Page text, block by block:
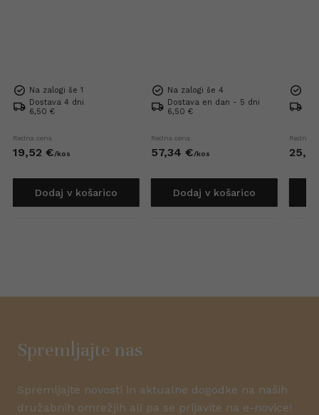
Na zalogi še 1
Dostava 4 dni
6,50 €
Redna cena
19,52 €/kos
Dodaj v košarico
Na zalogi še 4
Dostava en dan - 5 dni
6,50 €
Redna cena
57,34 €/kos
Dodaj v košarico
Redna
25,
Spremljajte nas
Spremljajte novosti in aktualne dogodke na naših
družabnih omrežjih ali pa se prijavite na e-novice!